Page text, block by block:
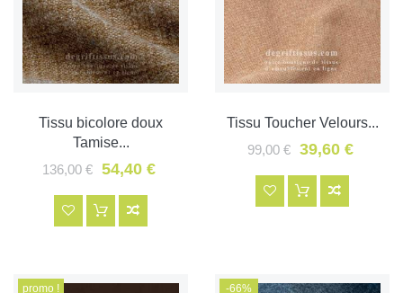
Tissu bicolore doux
Tamise...
136,00 €
54,40 €
Tissu Toucher Velours...
99,00 €
39,60 €
promo ! -66%